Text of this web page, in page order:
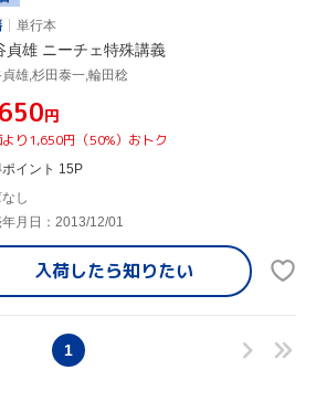
単行本
貞雄 ニーチェ特殊講義
雄,杉田泰一,輪田稔
円
り1,650円（50%）おトク
イント 15P
し
月日：2013/12/01
入荷したら知りたい
1